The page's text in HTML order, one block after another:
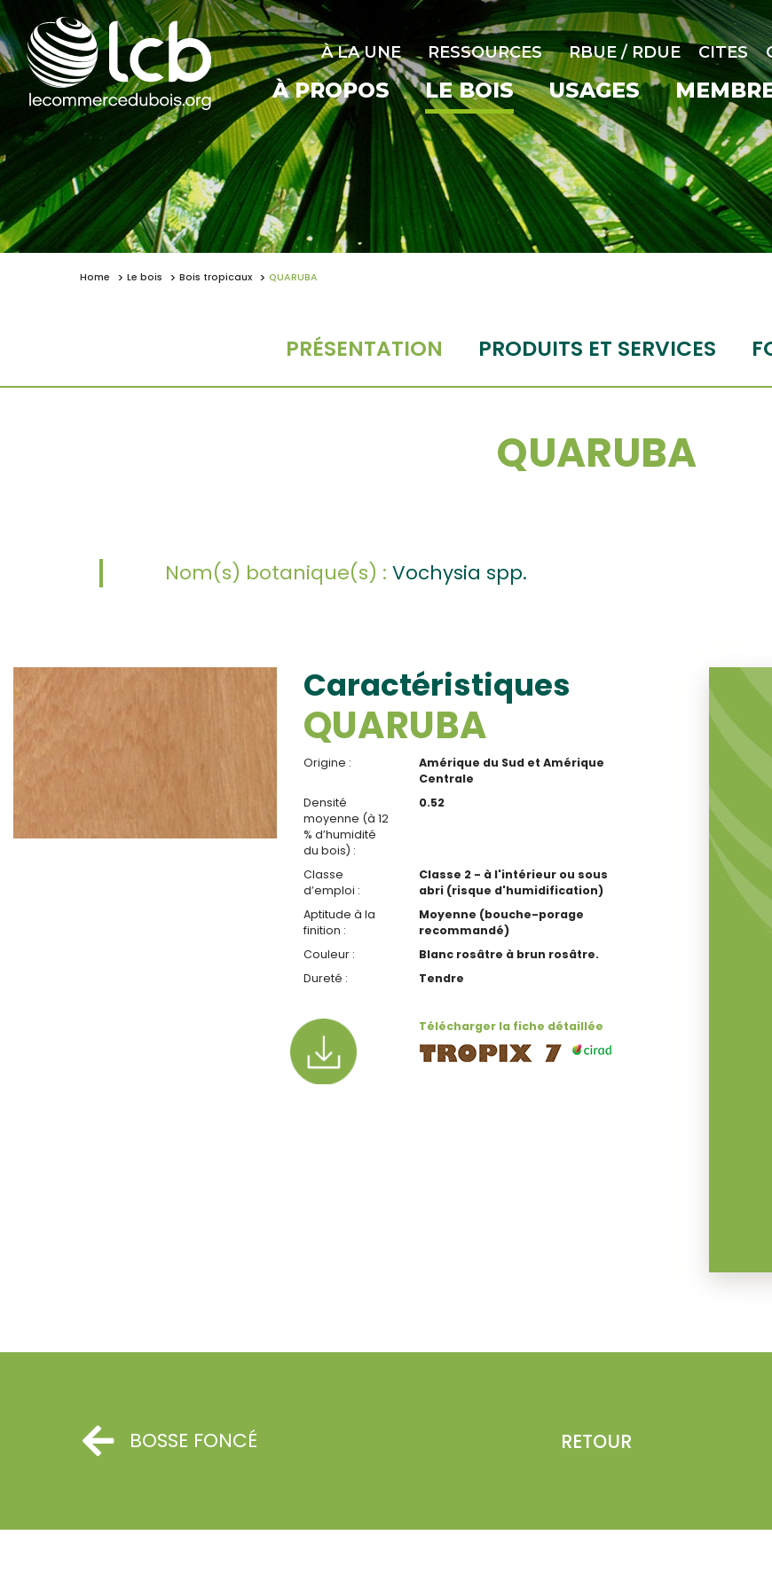
À LA UNE RESSOURCES RBUE / RDUE CITES
À PROPOS LE BOIS USAGES
Home Le bois Bois tropicaux QUARUBA
PRÉSENTATION PRODUITS ET SERVICES
QUARUBA
Nom(s) botanique(s) : Vochysia spp.
Caractéristiques
QUARUBA
Origine :
Amérique du Sud et Amérique
Centrale
Densité
moyenne (à 12
% d’humidité
du bois) :
0.52
Classe
d’emploi :
Classe 2 - à l'intérieur ou sous
abri (risque d'humidification)
Aptitude à la
finition :
Moyenne (bouche-porage
recommandé)
Couleur :
Blanc rosâtre à brun rosâtre.
Dureté :
Tendre
Télécharger la fiche détaillée
BOSSE FONCÉ RETOUR